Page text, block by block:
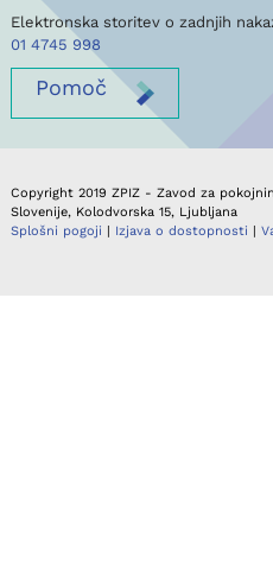
Elektronska storitev o zadnjih
01 4745 998
Pomoč
Copyright 2019 ZPIZ - Zavod za
Slovenije, Kolodvorska 15, Ljubljana
Splošni pogoji | Izjava o dostopnosti |